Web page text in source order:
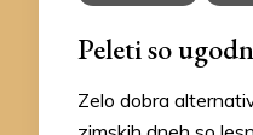
Peleti so
Zelo dobra